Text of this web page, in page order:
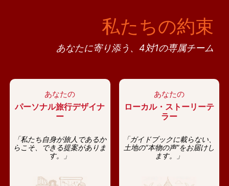
私たちの約束
あなたに寄り添う、4対1の専属チーム
あなたの
パーソナル旅行デザイナ
ー
「私たち自身が旅人であるか
らこそ、できる提案がありま
す。」
あなたの
ローカル・ストーリーテ
ラー
「ガイドブックに載らない、
土地の“本物の声”をお届けし
ます。」